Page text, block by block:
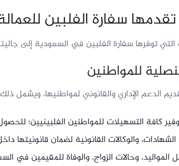
سفارة الفلبين
توفرها سفارة الفلبين في السعودية إلى
الدعم الإداري والقانوني لمواطنيها، ويشمل
كافة التسهيلات للمواطنين الفلبينيين؛
والوكالات القانونية لضمان قانونيتها
المواليد، وحالات الزواج، والوفاة للمقيمين في